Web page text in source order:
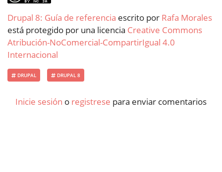
Drupal 8: Guía de referencia escrito por Rafa Morales
está protegido por una licencia Creative Commons
Atribución-NoComercial-CompartirIgual 4.0
Internacional
DRUPAL DRUPAL 8
Inicie sesión o registrese para enviar comentarios